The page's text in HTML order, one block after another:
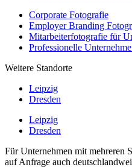
Corporate Fotografie
Employer Branding
Mitarbeiterfotografie für
Professionelle
Weitere Standorte
Leipzig
Dresden
Leipzig
Dresden
Für Unternehmen mit mehreren
auf Anfrage auch